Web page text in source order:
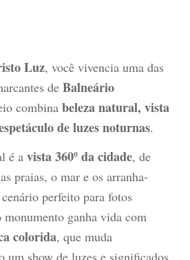
Luz, você vivencia uma das
de Balneário
combina beleza natural, vista
de luzes noturnas.
é a vista 360º da cidade, de
praias, o mar e os arranha-
perfeito para fotos
ganha vida com
colorida, que muda
um show de luzes e significados